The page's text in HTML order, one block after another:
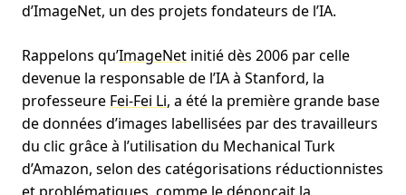
d’ImageNet, un des projets fondateurs de l’IA.
Rappelons qu’ImageNet initié dès 2006 par celle
devenue la responsable de l’IA à Stanford, la
professeure Fei-Fei Li, a été la première grande base
de données d’images labellisées par des travailleurs
du clic grâce à l’utilisation du Mechanical Turk
d’Amazon, selon des catégorisations réductionnistes